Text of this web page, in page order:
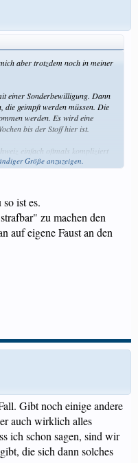
aber trotzdem noch in meiner
einer Sonderbewilligung. Dann
die geimpft werden müssen. Die
werden. Es wird eine
bis der Stoff hier ist.
einfach oftmals kompliziert
wird. Manchmal geben mir
etc.
Größe anzuzeigen.
ist es.
zu machen den
auf eigene Faust an den
Gibt noch einige andere
auch wirklich alles
ich schon sagen, sind wir
die sich dann solches